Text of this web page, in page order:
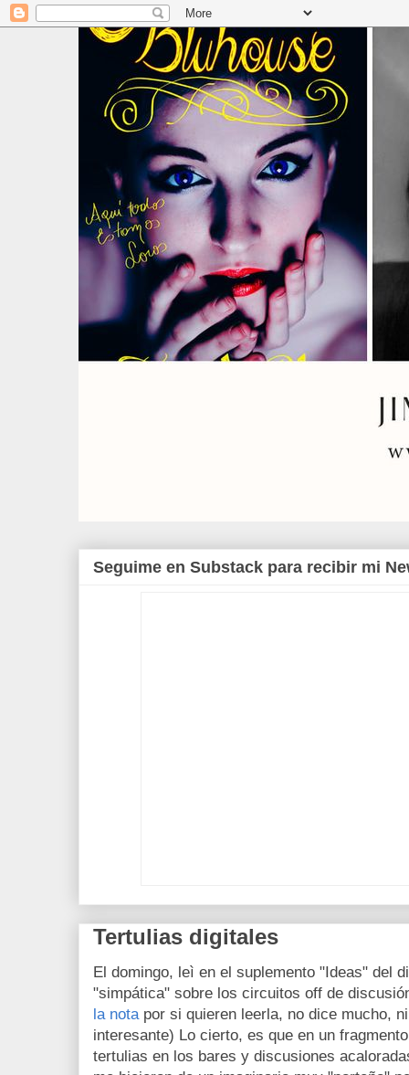
Seguime en Substack para recibir mi
Tertulias digitales
El domingo, leì en el suplemento "Ideas" del
"simpática" sobre los circuitos off de
la notapor si quieren leerla, no dice mucho,
interesante) Lo cierto, es que en un
tertulias en los bares y discusiones